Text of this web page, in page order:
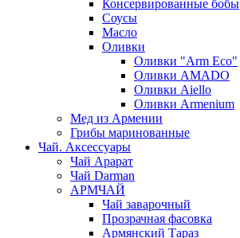
Консервированные бобы
Соусы
Масло
Оливки
Оливки "Arm Eco"
Оливки AMADO
Оливки Aiello
Оливки Armenium
Мед из Армении
Грибы маринованные
Чай. Аксессуары
Чай Арарат
Чай Darman
АРМЧАЙ
Чай заварочный
Прозрачная фасовка
Армянский Тараз